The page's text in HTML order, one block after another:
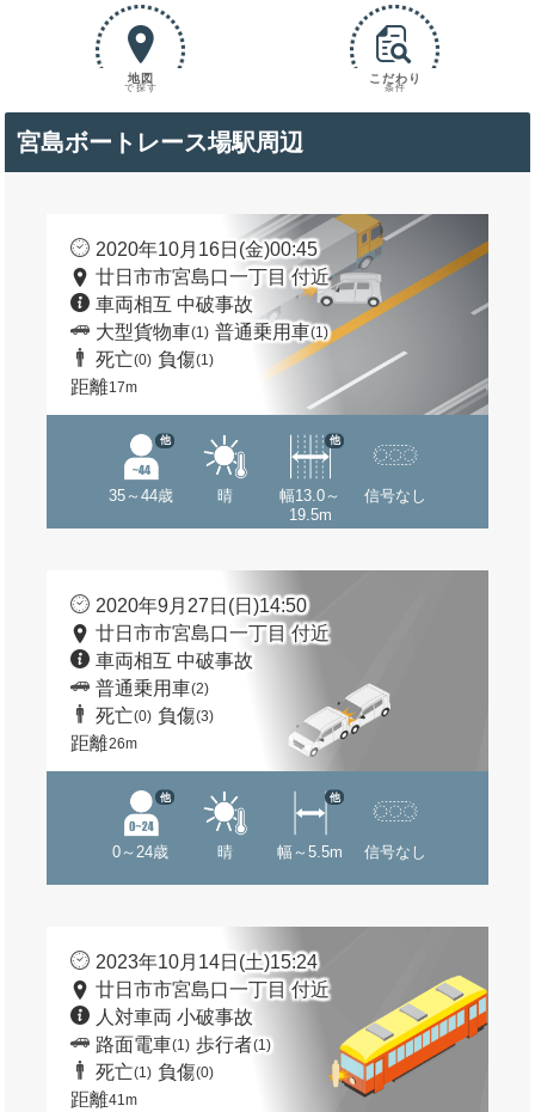
地図
で探す
こだわり
条件
宮島ボートレース場駅周辺
2020年10月16日(金)00:45
廿日市市宮島口一丁目 付近
車両相互 中破事故
大型貨物車(1) 普通乗用車(1)
死亡(0) 負傷(1)
距離17m
35～44歳
他
晴
幅13.0～
19.5m
他
信号なし
2020年9月27日(日)14:50
廿日市市宮島口一丁目 付近
車両相互 中破事故
普通乗用車(2)
死亡(0) 負傷(3)
距離26m
0～24歳
他
晴 幅～5.5m
他
信号なし
2023年10月14日(土)15:24
廿日市市宮島口一丁目 付近
人対車両 小破事故
路面電車(1) 歩行者(1)
死亡(1) 負傷(0)
距離41m